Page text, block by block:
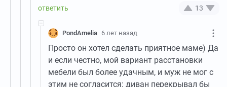
13
PondAmelia 6 лет назад
Просто он хотел сделать приятное маме) Да
и если честно, мой вариант расстановки
мебели был более удачным, и муж не мог с
этим не согласится: диван перекрывал бы